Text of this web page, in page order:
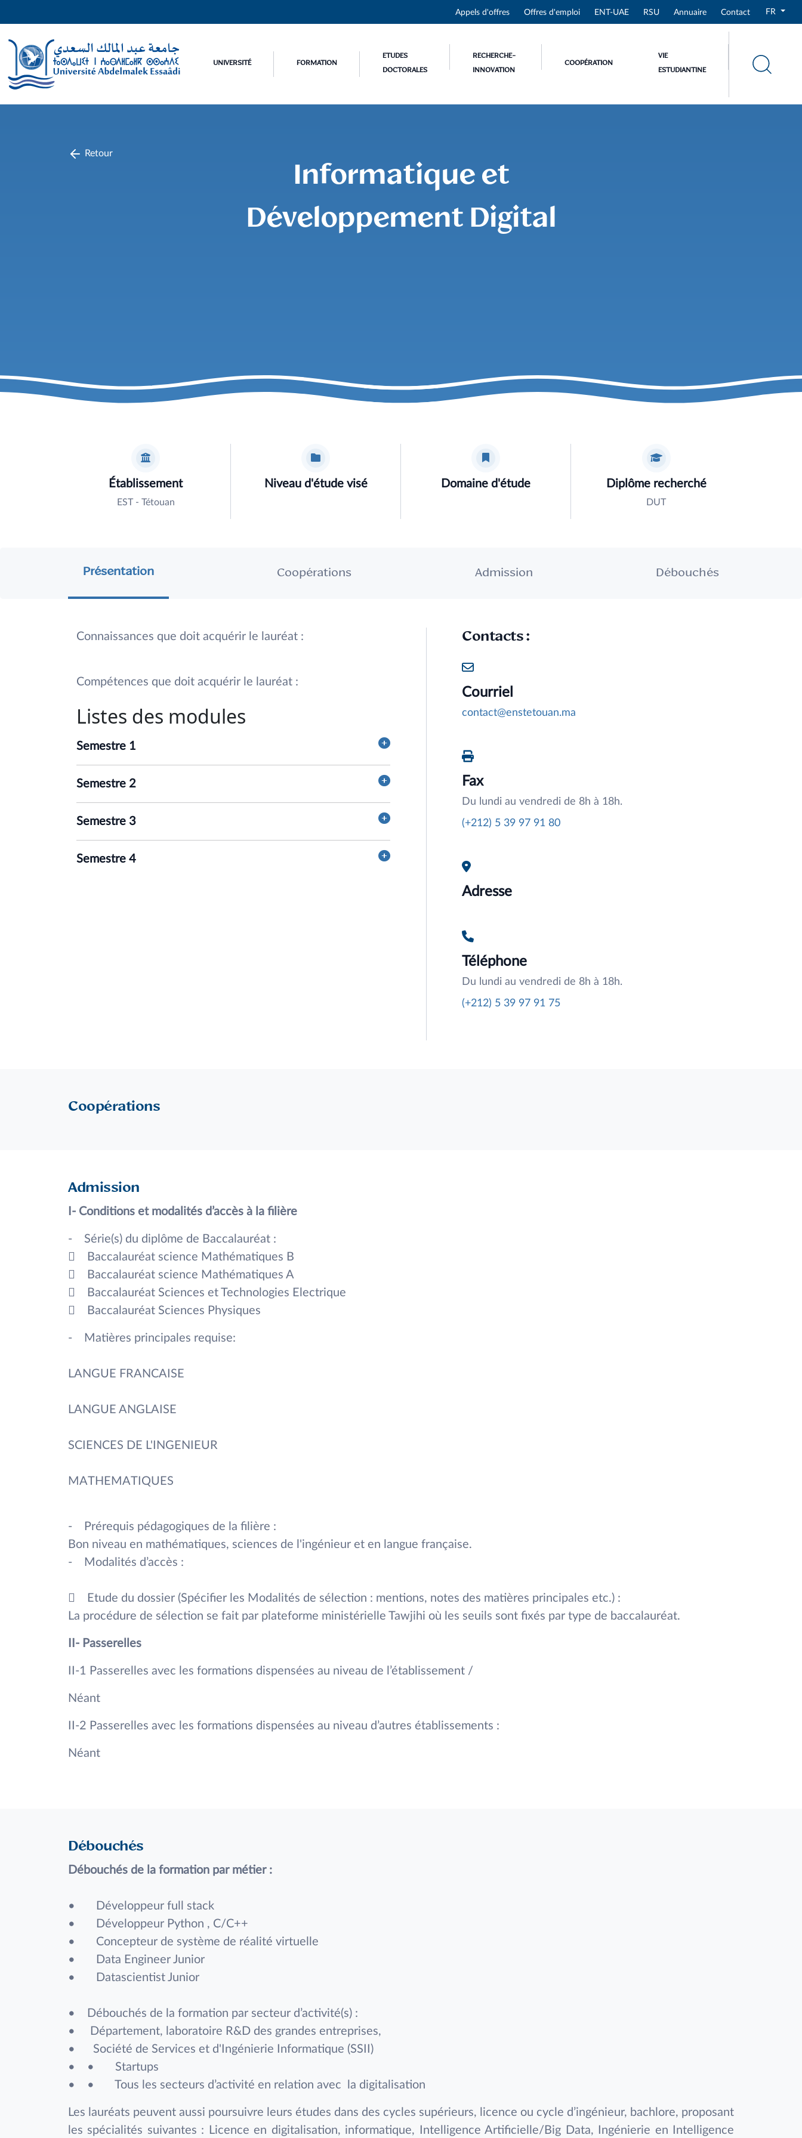
FR
Appels d'offres Offres d'emploi ENT-UAE RSU Annuaire Contact
UNIVERSITÉ FORMATION
ETUDES
DOCTORALES
RECHERCHE-
INNOVATION
COOPÉRATION
VIE
ESTUDIANTINE
Retour
Informatique et
Développement Digital
Établissement
EST - Tétouan
Niveau d'étude visé Domaine d'étude Diplôme recherché
DUT
Présentation Coopérations Admission Débouchés
Connaissances que doit acquérir le lauréat :
Compétences que doit acquérir le lauréat :
Listes des modules
Semestre 1
Semestre 2
Semestre 3
Semestre 4
Contacts :
Courriel
contact@enstetouan.ma
Fax
Du lundi au vendredi de 8h à 18h.
(+212) 5 39 97 91 80
Adresse
Téléphone
Du lundi au vendredi de 8h à 18h.
(+212) 5 39 97 91 75
Coopérations
Admission
I- Conditions et modalités d’accès à la filière
- Série(s) du diplôme de Baccalauréat :
 Baccalauréat science Mathématiques B
 Baccalauréat science Mathématiques A
 Baccalauréat Sciences et Technologies Electrique
 Baccalauréat Sciences Physiques
- Matières principales requise:
LANGUE FRANCAISE
LANGUE ANGLAISE
SCIENCES DE L'INGENIEUR
MATHEMATIQUES
- Prérequis pédagogiques de la filière :
Bon niveau en mathématiques, sciences de l'ingénieur et en langue française.
- Modalités d’accès :
 Etude du dossier (Spécifier les Modalités de sélection : mentions, notes des matières principales etc.) :
La procédure de sélection se fait par plateforme ministérielle Tawjihi où les seuils sont fixés par type de baccalauréat.
II- Passerelles
II-1 Passerelles avec les formations dispensées au niveau de l’établissement /
Néant
II-2 Passerelles avec les formations dispensées au niveau d’autres établissements :
Néant
Débouchés
Débouchés de la formation par métier :
• Développeur full stack
• Développeur Python , C/C++
• Concepteur de système de réalité virtuelle
• Data Engineer Junior
• Datascientist Junior
• Débouchés de la formation par secteur d’activité(s) :
• Département, laboratoire R&D des grandes entreprises,
• Société de Services et d'Ingénierie Informatique (SSII)
• • Startups
• • Tous les secteurs d’activité en relation avec la digitalisation
Les lauréats peuvent aussi poursuivre leurs études dans des cycles supérieurs, licence ou cycle d’ingénieur, bachlore, proposant
les spécialités suivantes : Licence en digitalisation, informatique, Intelligence Artificielle/Big Data, Ingénierie en Intelligence